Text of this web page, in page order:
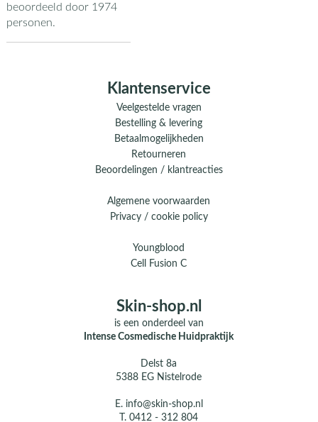
beoordeeld door 1974
personen.
Klantenservice
Veelgestelde vragen
Bestelling & levering
Betaalmogelijkheden
Retourneren
Beoordelingen / klantreacties
Algemene voorwaarden
Privacy / cookie policy
Youngblood
Cell Fusion C
Skin-shop.nl
is een onderdeel van
Intense Cosmedische Huidpraktijk
Delst 8a
5388 EG Nistelrode
E. info@skin-shop.nl
T.0412 - 312 804